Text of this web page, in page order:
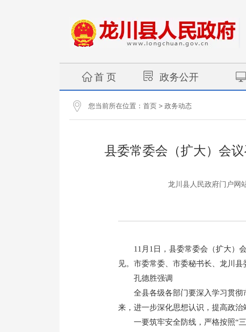
首 页 政务公开
您当前所在位置： 首页 > 政务动态
县委常委会（扩大）会
龙川县人民政府门户网
11月1日，县委常委会（扩大）会
见。市委常委、市委秘书长、龙川
孔德胜强调
全县各级各部门要深入学习贯彻
来，进一步深化思想认识，提高政治
一要筑牢安全防线，严格按照“三